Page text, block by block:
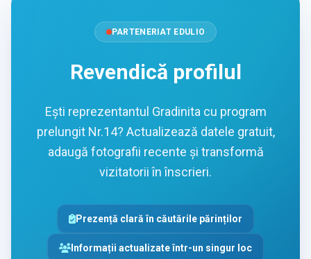
PARTENERIAT EDULIO
Revendică profilul
Ești reprezentantul Gradinita cu program
prelungit Nr.14? Actualizează datele gratuit,
adaugă fotografii recente și transformă
vizitatorii în înscrieri.
Prezență clară în căutările părinților
Informații actualizate într-un singur loc